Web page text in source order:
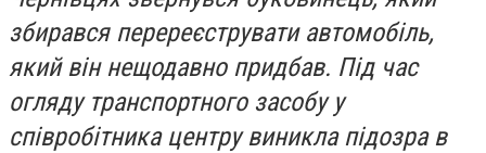
збирався перереєструвати автомобіль,
який він нещодавно придбав. Під час
огляду транспортного засобу у
співробітника центру виникла підозра в